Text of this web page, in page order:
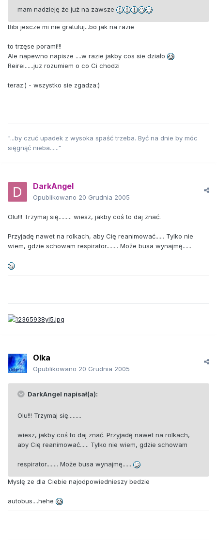
mam nadzieję że już na zawsze
Bibi jescze mi nie gratuluj...bo jak na razie
to trzęse porami!!!
Ale napewno napisze ....w razie jakby cos sie działo
Reirei......juz rozumiem o co Ci chodzi
teraz:) - wszystko sie zgadza:)
"...by czuć upadek z wysoka spaść trzeba. Być na dnie by móc
sięgnąć nieba......"
DarkAngel
Opublikowano 20 Grudnia 2005
Olu!!! Trzymaj się......... wiesz, jakby coś to daj znać.
Przyjadę nawet na rolkach, aby Cię reanimować...... Tylko nie
wiem, gdzie schowam respirator........ Może busa wynajmę......
Olka
Opublikowano 20 Grudnia 2005
DarkAngel napisał(a):
Olu!!! Trzymaj się.........
wiesz, jakby coś to daj znać. Przyjadę nawet na rolkach,
aby Cię reanimować...... Tylko nie wiem, gdzie schowam
respirator........ Może busa wynajmę......
Myslę ze dla Ciebie najodpowiednieszy bedzie
autobus....hehe